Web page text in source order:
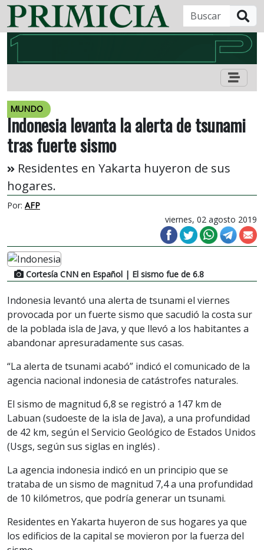
MUNDO
Indonesia levanta la alerta de tsunami
tras fuerte sismo
Residentes en Yakarta huyeron de sus
hogares.
Por: AFP
viernes, 02 agosto 2019
Cortesía CNN en Español | El sismo fue de 6.8
Indonesia levantó una alerta de tsunami el viernes
provocada por un fuerte sismo que sacudió la costa sur
de la poblada isla de Java, y que llevó a los habitantes a
abandonar apresuradamente sus casas.
“La alerta de tsunami acabó” indicó el comunicado de la
agencia nacional indonesia de catástrofes naturales.
El sismo de magnitud 6,8 se registró a 147 km de
Labuan (sudoeste de la isla de Java), a una profundidad
de 42 km, según el Servicio Geológico de Estados Unidos
(Usgs, según sus siglas en inglés) .
La agencia indonesia indicó en un principio que se
trataba de un sismo de magnitud 7,4 a una profundidad
de 10 kilómetros, que podría generar un tsunami.
Residentes en Yakarta huyeron de sus hogares ya que
los edificios de la capital se movieron por la fuerza del